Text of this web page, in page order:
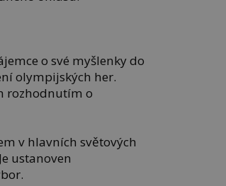
o své myšlenky do
olympijských her.
rozhodnutím o
v hlavních světových
ustanoven